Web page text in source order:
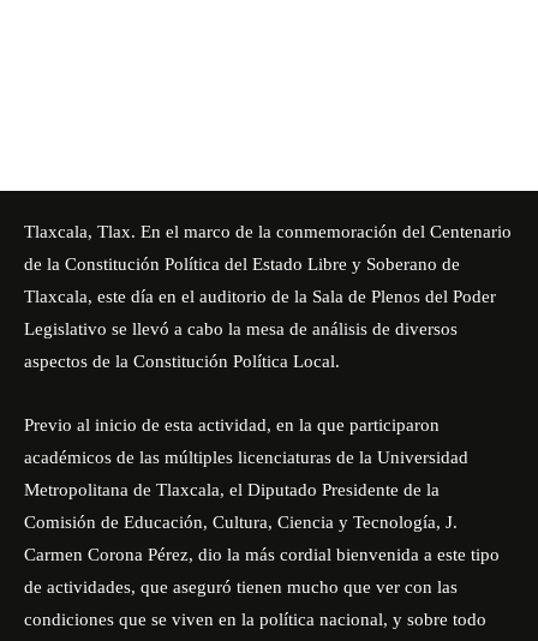
Tlaxcala, Tlax. En el marco de la conmemoración del Centenario
de la Constitución Política del Estado Libre y Soberano de
Tlaxcala, este día en el auditorio de la Sala de Plenos del Poder
Legislativo se llevó a cabo la mesa de análisis de diversos
aspectos de la Constitución Política Local.
Previo al inicio de esta actividad, en la que participaron
académicos de las múltiples licenciaturas de la Universidad
Metropolitana de Tlaxcala, el Diputado Presidente de la
Comisión de Educación, Cultura, Ciencia y Tecnología, J.
Carmen Corona Pérez, dio la más cordial bienvenida a este tipo
de actividades, que aseguró tienen mucho que ver con las
condiciones que se viven en la política nacional, y sobre todo